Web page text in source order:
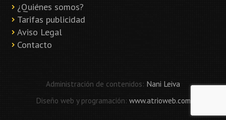
¿Quiénes somos?
Tarifas publicidad
Aviso Legal
Contacto
Administración de contenidos: Nani Leiva
Diseño web y programación: www.atrioweb.com